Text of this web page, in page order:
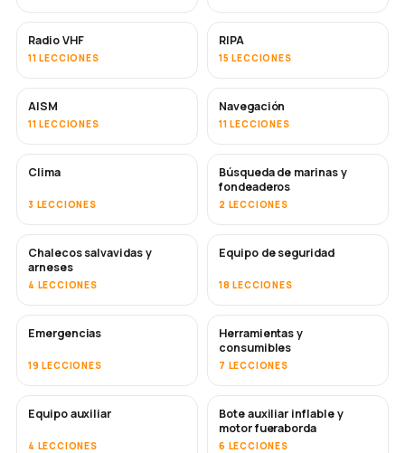
Radio VHF
11 LECCIONES
RIPA
15 LECCIONES
AISM
11 LECCIONES
Navegación
11 LECCIONES
Clima
3 LECCIONES
Búsqueda de marinas y
fondeaderos
2 LECCIONES
Chalecos salvavidas y
arneses
4 LECCIONES
Equipo de seguridad
18 LECCIONES
Emergencias
19 LECCIONES
Herramientas y
consumibles
7 LECCIONES
Equipo auxiliar
4 LECCIONES
Bote auxiliar inflable y
motor fueraborda
6 LECCIONES